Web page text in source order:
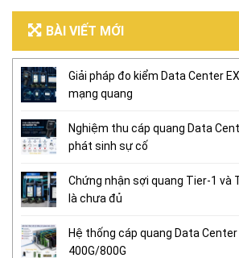
BÀI VIẾT MỚI
Giải pháp đo kiểm Data Center
mạng quang
Nghiệm thu cáp quang Data
phát sinh sự cố
Chứng nhận sợi quang Tier-1 và
là chưa đủ
Hệ thống cáp quang Data
400G/800G